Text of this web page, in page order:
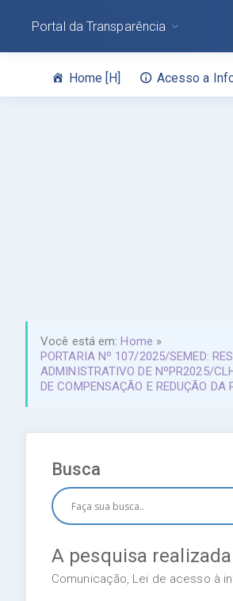
Home [H] Acesso a
Portal da Transparência
Você está em:Home »
PORTARIA Nº 107/2025/SEMED:
ADMINISTRATIVO DE NºPR2025/
DE COMPENSAÇÃO E REDUÇÃO
Busca
A pesquisa
Comunicação, Lei de acesso à